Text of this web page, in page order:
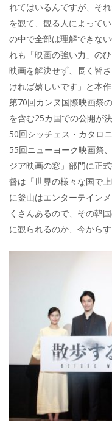
れてはいるんですが、そ
を観て、観る人によって
の中で全部は理解できな
れも「映画の強い力」の
映画を解決せず、長く皆
ければ嬉しいです」と本
第70回カンヌ国際映画祭
を含む25カ国での公開が
50回シッチェス・カタロ
55回ニューヨーク映画祭
ジア映画の窓」部門に正
督は「世界の様々な国で
に釜山はエンターテイン
くさんあるので、その韓
に観られるのか、今から